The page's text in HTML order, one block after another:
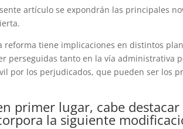
artículo se expondrán las principales
reforma tiene implicaciones en distintos
perseguidas tanto en la vía administrativa
por los perjudicados, que pueden ser los
primer lugar, cabe
la siguiente